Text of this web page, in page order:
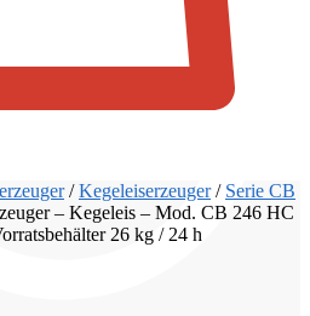
/Kegeleiserzeuger/ Serie CB
– Kegeleis – Mod. CB 246 HC
26 kg / 24 h